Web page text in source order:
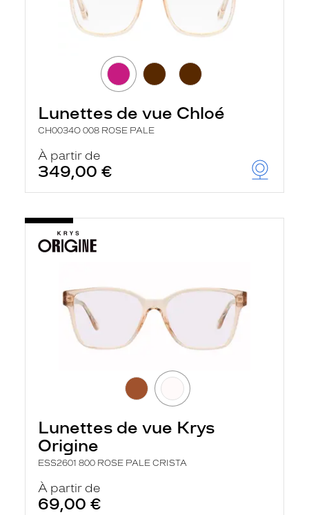
Lunettes de vue Chloé
CH0034O 008 ROSE PALE
À partir de
349,00 €
Lunettes de vue Krys
Origine
ESS2601 800 ROSE PALE CRISTA
À partir de
69,00 €